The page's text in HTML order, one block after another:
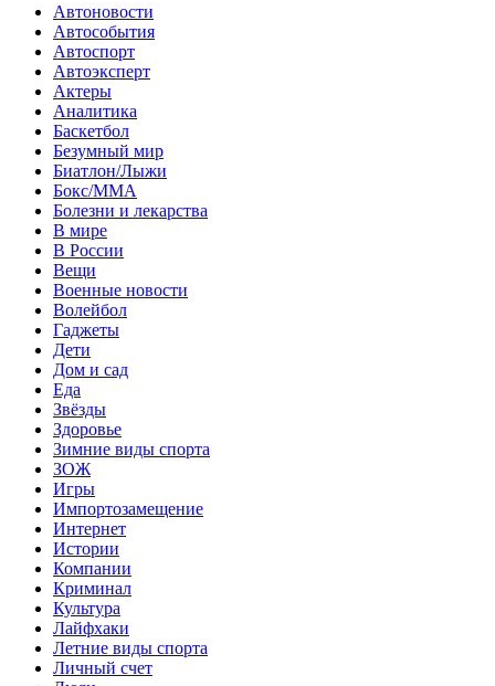
Автоновости
Автособытия
Автоспорт
Автоэксперт
Актеры
Аналитика
Баскетбол
Безумный мир
Биатлон/Лыжи
Бокс/MMA
Болезни и лекарства
В мире
В России
Вещи
Военные новости
Волейбол
Гаджеты
Дети
Дом и сад
Еда
Звёзды
Здоровье
Зимние виды спорта
ЗОЖ
Игры
Импортозамещение
Интернет
Истории
Компании
Криминал
Культура
Лайфхаки
Летние виды спорта
Личный счет